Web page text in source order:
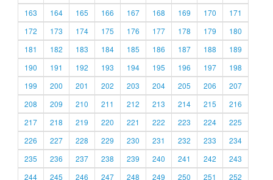
163
164 165 166 167 168 169 170
171
172
173 174 175 176 177 178 179
180
181
182 183 184 185 186 187 188
189
190
191 192 193 194 195 196 197
198
199
200 201 202 203 204 205 206
207
208
209 210 211 212 213 214 215
216
217
218 219 220 221 222 223 224
225
226
227 228 229 230 231 232 233
234
235
236 237 238 239 240 241 242
243
244
245 246 247 248 249 250 251 252